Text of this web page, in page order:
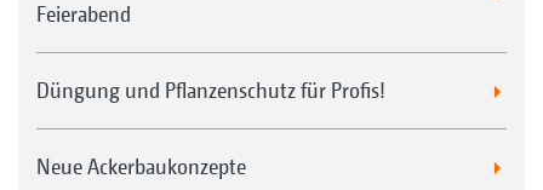
Feierabend
Düngung und Pflanzenschutz für Profis!
Neue Ackerbaukonzepte